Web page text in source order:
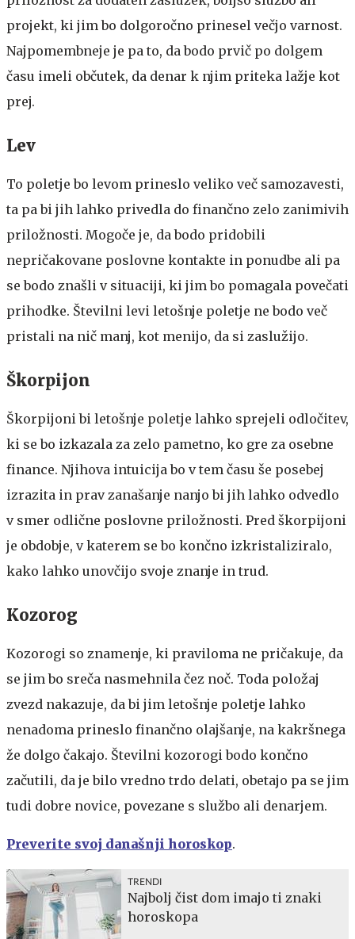
projekt, ki jim bo dolgoročno prinesel večjo varnost.
Najpomembneje je pa to, da bodo prvič po dolgem
času imeli občutek, da denar k njim priteka lažje kot
prej.
Lev
To poletje bo levom prineslo veliko več samozavesti,
ta pa bi jih lahko privedla do finančno zelo zanimivih
priložnosti. Mogoče je, da bodo pridobili
nepričakovane poslovne kontakte in ponudbe ali pa
se bodo znašli v situaciji, ki jim bo pomagala povečati
prihodke. Številni levi letošnje poletje ne bodo več
pristali na nič manj, kot menijo, da si zaslužijo.
Škorpijon
Škorpijoni bi letošnje poletje lahko sprejeli odločitev,
ki se bo izkazala za zelo pametno, ko gre za osebne
finance. Njihova intuicija bo v tem času še posebej
izrazita in prav zanašanje nanjo bi jih lahko odvedlo
v smer odlične poslovne priložnosti. Pred škorpijoni
je obdobje, v katerem se bo končno izkristaliziralo,
kako lahko unovčijo svoje znanje in trud.
Kozorog
Kozorogi so znamenje, ki praviloma ne pričakuje, da
se jim bo sreča nasmehnila čez noč. Toda položaj
zvezd nakazuje, da bi jim letošnje poletje lahko
nenadoma prineslo finančno olajšanje, na kakršnega
že dolgo čakajo. Številni kozorogi bodo končno
začutili, da je bilo vredno trdo delati, obetajo pa se jim
tudi dobre novice, povezane s službo ali denarjem.
Preverite svoj današnji horoskop.
TRENDI
Najbolj čist dom imajo ti znaki
horoskopa